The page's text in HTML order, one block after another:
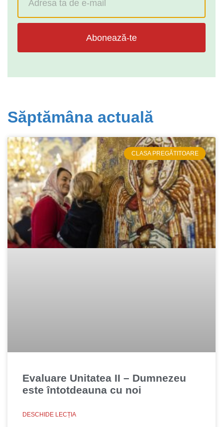
Abonează-te
Săptămâna actuală
CLASA PREGĂTITOARE
Evaluare Unitatea II – Dumnezeu
este întotdeauna cu noi
DESCHIDE LECȚIA